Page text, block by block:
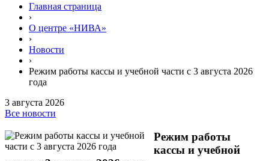
Главная страница
›
О центре «НИВА»
›
Новости
›
Режим работы кассы и учебной части с 3 августа 2026
года
3 августа 2026
Все новости
Режим работы
кассы и учебной